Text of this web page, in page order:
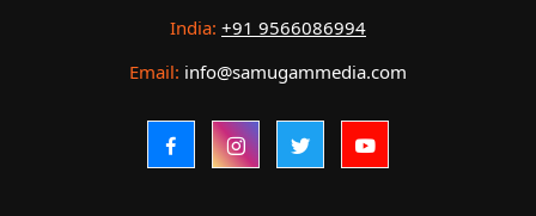
India: +91 9566086994
Email: info@samugammedia.com